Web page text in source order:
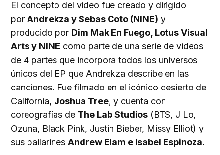
El concepto del video fue creado y dirigido
porAndrekza y Sebas Coto (NINE) y
producido por Dim Mak En Fuego, Lotus Visual
Arts y NINE como parte de una serie de videos
de 4 partes que incorpora todos los universos
únicos del EP que Andrekza describe en las
canciones. Fue filmado en el icónico desierto de
California, Joshua Tree, y cuenta con
coreografías de The Lab Studios (BTS, J Lo,
Ozuna, Black Pink, Justin Bieber, Missy Elliot) y
sus bailarinesAndrew Elam e Isabel Espinoza.